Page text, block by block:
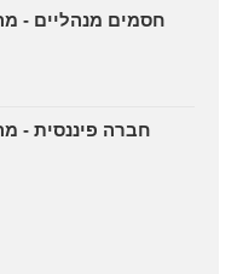
חסמים מנהליים -
חברה פיננסית -